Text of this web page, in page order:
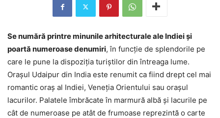
Se numără printre minunile arhitecturale ale Indiei și
poartă numeroase denumiri, în funcție de splendorile pe
care le pune la dispoziția turiștilor din întreaga lume.
Orașul Udaipur din India este renumit ca fiind drept cel mai
romantic oraș al Indiei, Veneția Orientului sau orașul
lacurilor. Palatele îmbrăcate în marmură albă și lacurile pe
cât de numeroase pe atât de frumoase reprezintă o carte